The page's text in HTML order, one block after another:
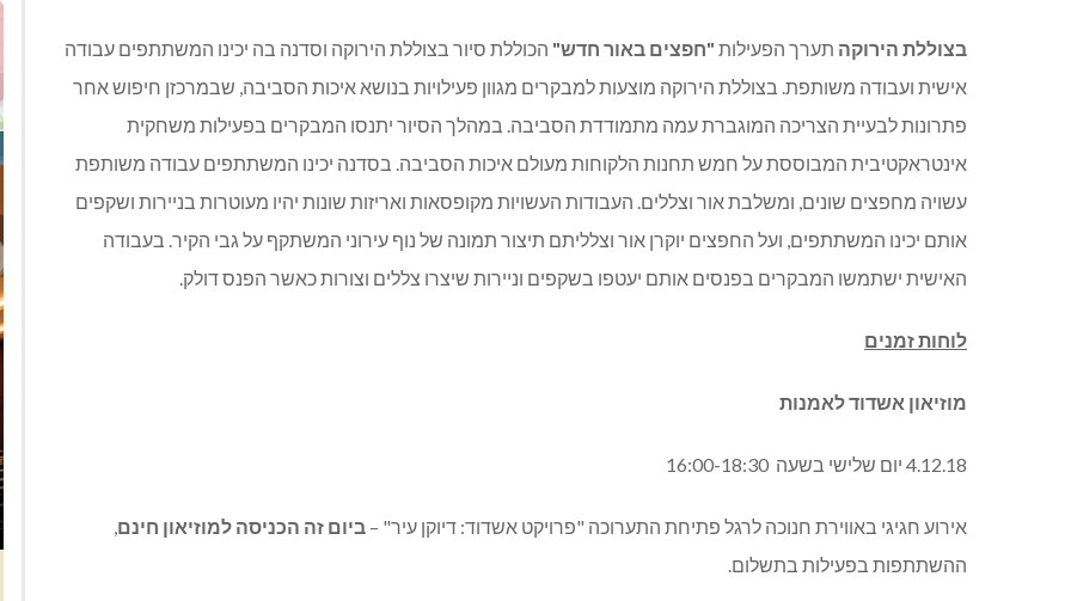
בצוללת הירוקה תערך הפעילות "חפצים באור חדש" הכוללת סיור בצוללת הירוקה וסדנה בה יכינו המשתתפים עבודה
אישית ועבודה משותפת. בצוללת הירוקה מוצעות למבקרים מגוון פעילויות בנושא איכות הסביבה, שבמרכזן חיפוש אחר
פתרונות לבעיית הצריכה המוגברת עמה מתמודדת הסביבה. במהלך הסיור יתנסו המבקרים בפעילות משחקית
אינטראקטיבית המבוססת על חמש תחנות הלקוחות מעולם איכות הסביבה. בסדנה יכינו המשתתפים עבודה משותפת
עשויה מחפצים שונים, ומשלבת אור וצללים. העבודות העשויות מקופסאות ואריזות שונות יהיו מעוטרות בניירות ושקפים
אותם יכינו המשתתפים, ועל החפצים יוקרן אור וצלליתם תיצור תמונה של נוף עירוני המשתקף על גבי הקיר. בעבודה
האישית ישתמשו המבקרים בפנסים אותם יעטפו בשקפים וניירות שיצרו צללים וצורות כאשר הפנס דולק.
לוחות זמנים
מוזיאון אשדוד לאמנות
4.12.18 יום שלישי בשעה 16:00-18:30
אירוע חגיגי באווירת חנוכה לרגל פתיחת התערוכה "פרויקט אשדוד: דיוקן עיר" – ביום זה הכניסה למוזיאון חינם,
ההשתתפות בפעילות בתשלום.